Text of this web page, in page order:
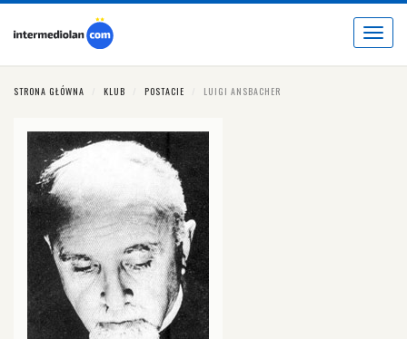
Toggle
STRONA GŁÓWNA KLUB POSTACIE LUIGI ANSBACHER